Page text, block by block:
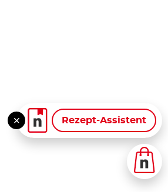
Rezept-Assistent